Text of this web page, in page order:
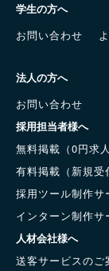
学生の方へ
お問い合わせ
法人の方へ
お問い合わせ
採用担当者様へ
無料掲載（0円求
有料掲載（新規受
採用ツール制作サ
インターン制作サ
人材会社様へ
送客サービスのご